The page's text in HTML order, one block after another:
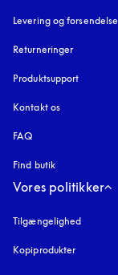
Levering og forsendelse
Returneringer
Produktsupport
Kontakt os
FAQ
Find butik
Vores politikker
Tilgængelighed
Kopiprodukter